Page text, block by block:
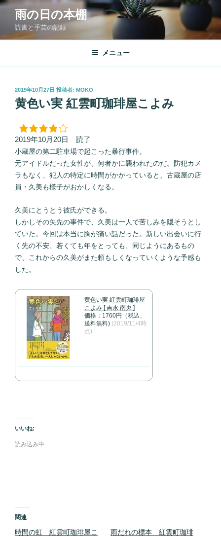
コ
ン
へ
雨の日の本棚
読書と手芸の記録
メニュー
投
稿
日:
2019年10月27日 投稿者: MOKO
黄色い実 紅雲町珈琲屋こよみ
2019年10月20日 読了
小蔵屋の第二駐車場で起こった暴行事件。
元アイドルだった女性が、何者かに襲われたのだ。防犯カメ
ラもなく、犯人の特定に時間がかかっていると、古蔵屋の店
員・久美も様子がおかしくなる。
久美にとうとう彼氏ができる。
しかしその矢先の事件で、久美は一人で苦しみを隠そうとし
ていた。今回は本当に胸が痛い話だった。新しい出会いに行
く先の不安、若くても年をとっても、同じようにあるもの
で、これからの久美がまた頼もしくなっていくような予感も
した。
黄色い実 紅雲町珈琲屋
こよみ [ 吉永 南央 ]
価格：1760円（税込、
送料無料) (2019/11/4時
点)
いいね:
読み込み中…
関連
時間の虹 紅雲町珈琲屋こ
雨だれの標本 紅雲町珈琲